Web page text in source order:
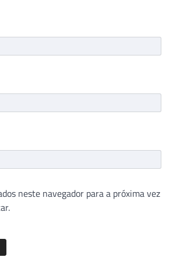
neste navegador para a próxima vez